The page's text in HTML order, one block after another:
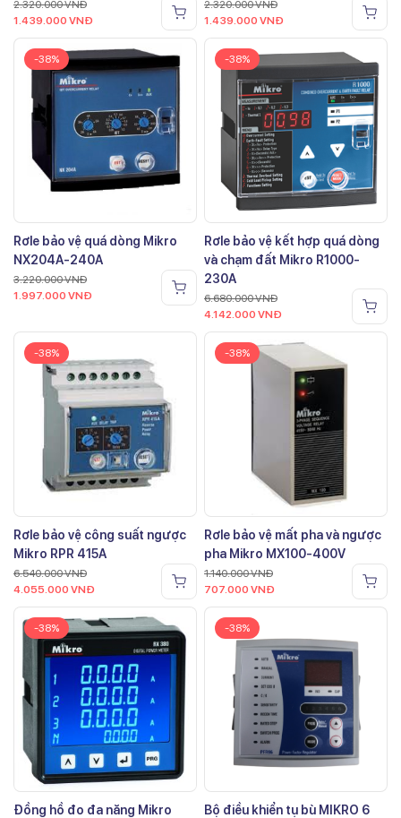
2.320.000VNĐ
1.439.000 VNĐ
2.320.000VNĐ
1.439.000 VNĐ
-38%
Rơle bảo vệ quá dòng Mikro
NX204A-240A
3.220.000VNĐ
1.997.000 VNĐ
-38%
Rơle bảo vệ kết hợp quá dòng
và chạm đất Mikro R1000-
230A
6.680.000VNĐ
4.142.000 VNĐ
-38%
Rơle bảo vệ công suất ngược
Mikro RPR 415A
6.540.000VNĐ
4.055.000 VNĐ
-38%
Rơle bảo vệ mất pha và ngược
pha Mikro MX100-400V
1.140.000VNĐ
707.000 VNĐ
-38%
Đồng hồ đo đa năng Mikro
-38%
Bộ điều khiển tụ bù MIKRO 6